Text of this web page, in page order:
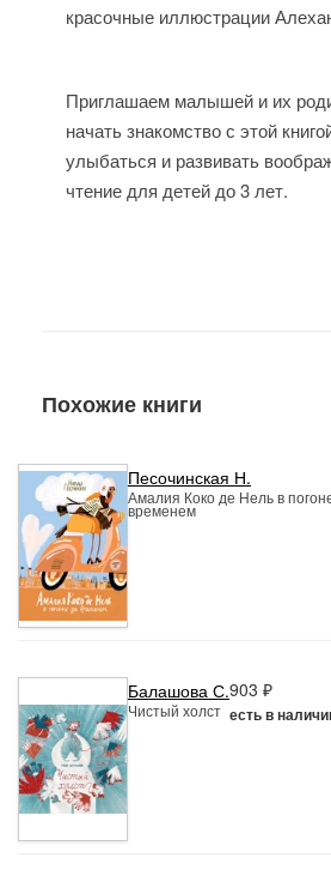
красочные иллюстрации
Приглашаем малышей и их
начать знакомство с этой
улыбаться и развивать
чтение для детей до 3 лет.
Похожие книги
Песочинская Н.
Амалия Коко де Нель в
временем
Балашова С.
Чистый холст
903 ₽
есть в